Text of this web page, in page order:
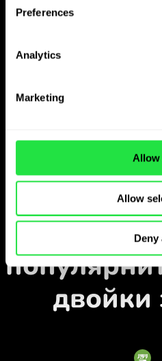
Preferences
Analytics
Marketing
Allow
Allow
Deny
ZEN.COM
Изтеглете
и се
няколко
Обмен в приложението
двойки